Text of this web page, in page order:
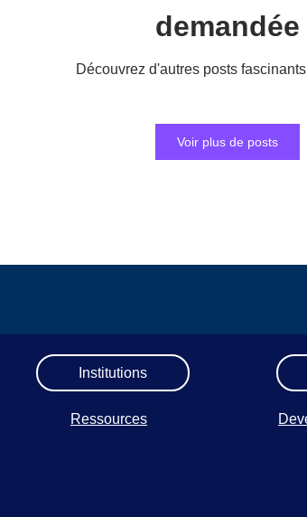
demandée
Découvrez d'autres posts
Voir plus de posts
Institutions
Ressources